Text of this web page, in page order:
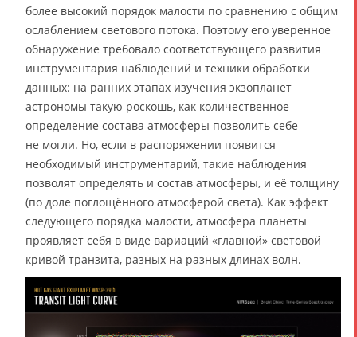
более высокий порядок малости по сравнению с общим
ослаблением светового потока. Поэтому его уверенное
обнаружение требовало соответствующего развития
инструментария наблюдений и техники обработки
данных: на ранних этапах изучения экзопланет
астрономы такую роскошь, как количественное
определение состава атмосферы позволить себе
не могли. Но, если в распоряжении появится
необходимый инструментарий, такие наблюдения
позволят определять и состав атмосферы, и её толщину
(по доле поглощённого атмосферой света). Как эффект
следующего порядка малости, атмосфера планеты
проявляет себя в виде вариаций «главной» световой
кривой транзита, разных на разных длинах волн.